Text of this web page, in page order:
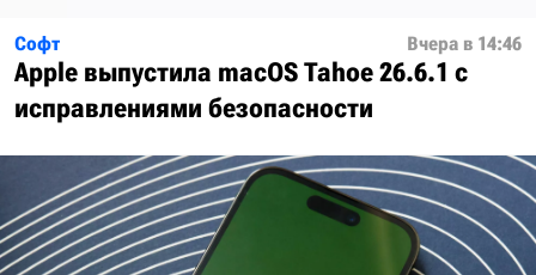
Софт Вчера в 14:46
Apple выпустила macOS Tahoe 26.6.1 с
исправлениями безопасности